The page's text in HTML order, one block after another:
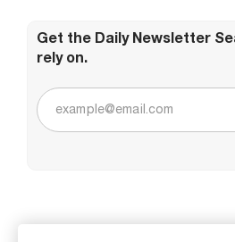
Get the Daily Newsletter
rely on.